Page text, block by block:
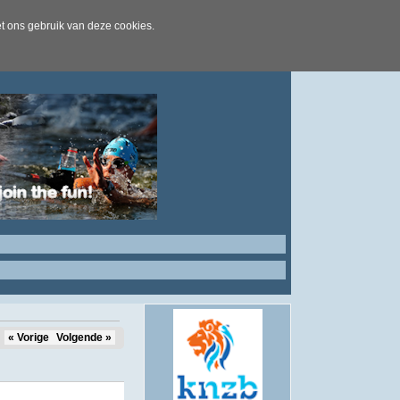
ons gebruik van deze cookies.
« Vorige Volgende »